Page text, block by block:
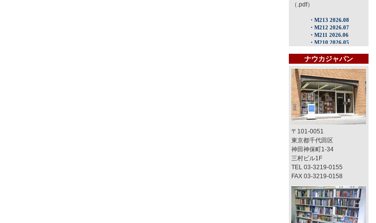
（.pdf）
ナウカジャパン
〒101-0051
東京都千代田区
神田神保町1-34
三村ビル1F
TEL 03-3219-0155
FAX 03-3219-0158